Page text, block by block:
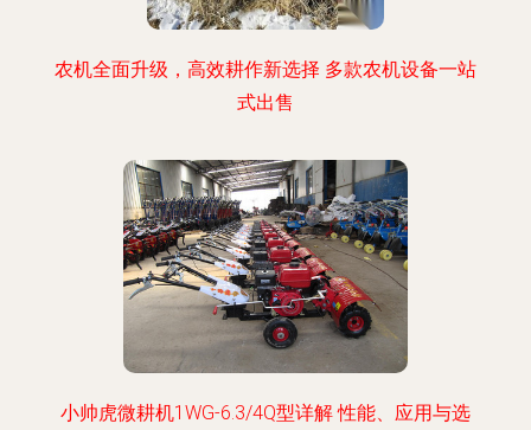
农机全面升级，高效耕作新选择 多款农机设备一站
式出售
小帅虎微耕机1WG-6.3/4Q型详解 性能、应用与选